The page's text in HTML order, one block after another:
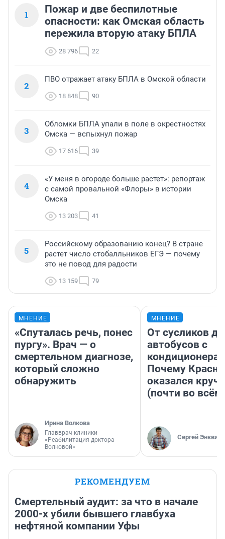
1
Пожар и две беспилотные
опасности: как Омская область
пережила вторую атаку БПЛА
28 796 22
2
ПВО отражает атаку БПЛА в Омской области
18 848 90
3
Обломки БПЛА упали в поле в окрестностях
Омска — вспыхнул пожар
17 616 39
4
«У меня в огороде больше растет»: репортаж
с самой провальной «Флоры» в истории
Омска
13 203 41
5
Российскому образованию конец? В стране
растет число стобалльников ЕГЭ — почему
это не повод для радости
13 159 79
МНЕНИЕ
«Спуталась речь, понес
пургу». Врач — о
смертельном диагнозе,
который сложно
обнаружить
Ирина Волкова
Главврач клиники
«Реабилитация доктора
Волковой»
МНЕНИЕ
От сусликов до
автобусов с
Почему
оказался
(почти во
Сергей Энквист
РЕКОМЕНДУЕМ
Смертельный аудит: за что в начале
2000-х убили бывшего главбуха
нефтяной компании Уфы